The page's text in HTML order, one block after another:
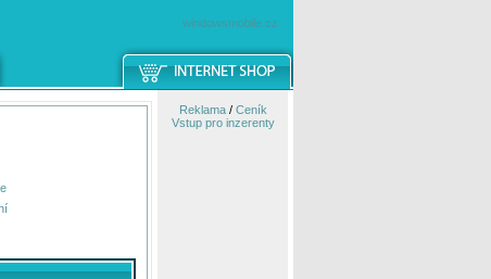
windowsmobile.cz
Reklama/ Ceník
Vstup pro inzerenty